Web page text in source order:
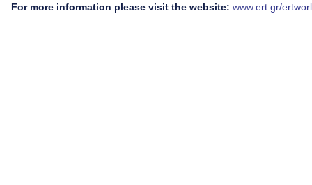
For more information please visit the website: www.ert.gr/